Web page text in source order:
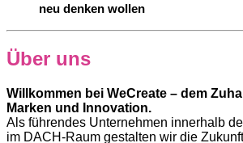
neu denken wollen
Über uns
Willkommen bei WeCreate – dem
Marken und Innovation.
Als führendes Unternehmen innerhalb
im DACH-Raum gestalten wir die